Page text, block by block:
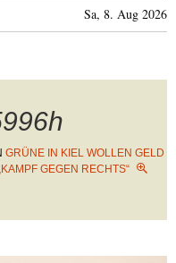
Sa, 8. Aug 2026
GRÜNE IN KIEL WOLLEN GELD
GEGEN RECHTS“